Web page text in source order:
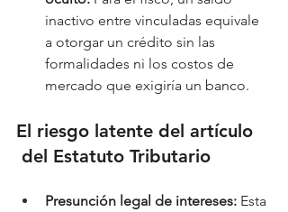
inactivo entre vinculadas equivale
a otorgar un crédito sin las
formalidades ni los costos de
mercado que exigiría un banco.
El riesgo latente del artículo
del Estatuto Tributario
Presunción legal de intereses: Esta